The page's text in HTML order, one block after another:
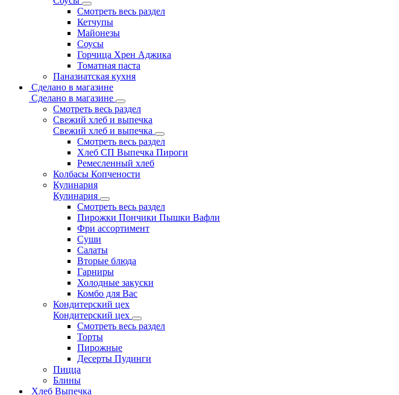
Смотреть весь раздел
Кетчупы
Майонезы
Соусы
Горчица Хрен Аджика
Томатная паста
Паназиатская кухня
Сделано в магазине
Сделано в магазине
Смотреть весь раздел
Свежий хлеб и выпечка
Свежий хлеб и выпечка
Смотреть весь раздел
Хлеб СП Выпечка Пироги
Ремесленный хлеб
Колбасы Копчености
Кулинария
Кулинария
Смотреть весь раздел
Пирожки Пончики Пышки Вафли
Фри ассортимент
Суши
Салаты
Вторые блюда
Гарниры
Холодные закуски
Комбо для Вас
Кондитерский цех
Кондитерский цех
Смотреть весь раздел
Торты
Пирожные
Десерты Пудинги
Пицца
Блины
Хлеб Выпечка